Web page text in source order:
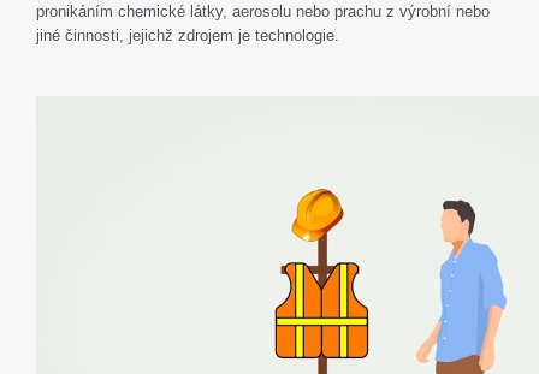
pronikáním chemické látky, aerosolu nebo prachu z výrobní nebo
jiné činnosti, jejichž zdrojem je technologie.